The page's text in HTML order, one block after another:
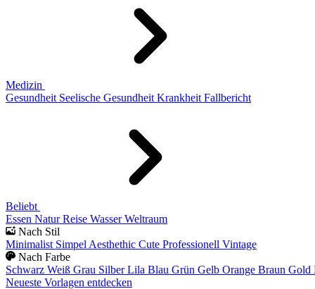
Medizin
Gesundheit Seelische Gesundheit Krankheit Fallbericht
Beliebt
Essen Natur Reise Wasser Weltraum
Nach Stil
Minimalist Simpel Aesthethic Cute Professionell Vintage
Nach Farbe
Schwarz Weiß Grau Silber Lila Blau Grün Gelb Orange Braun Gold
Neueste Vorlagen entdecken